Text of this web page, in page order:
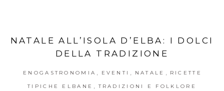
NATALE ALL’ISOLA D’ELBA: I DOLCI
DELLA TRADIZIONE
ENOGASTRONOMIA EVENTI NATALE RICETTE
TIPICHE ELBANE TRADIZIONI E FOLKLORE